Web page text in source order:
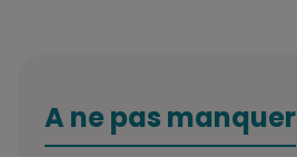
A ne pas manquer